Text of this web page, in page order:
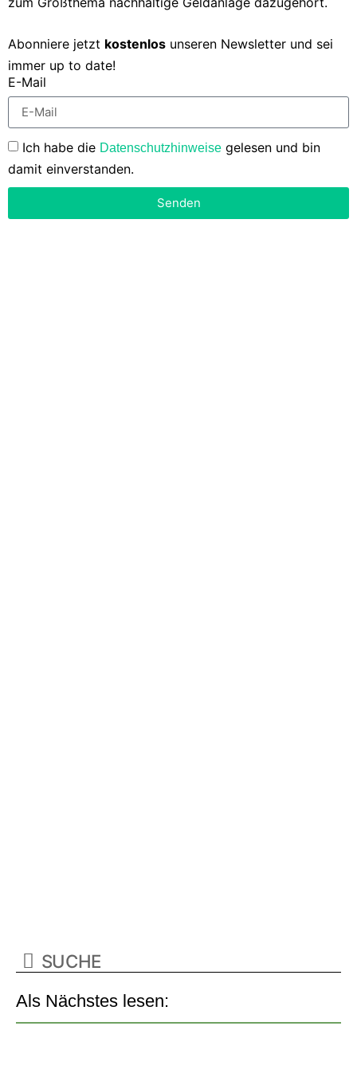
Abonniere jetzt kostenlos unseren Newsletter und sei
immer up to date!
E-Mail
Ich habe die Datenschutzhinweise gelesen und bin
damit einverstanden.
Senden
Als Nächstes lesen: